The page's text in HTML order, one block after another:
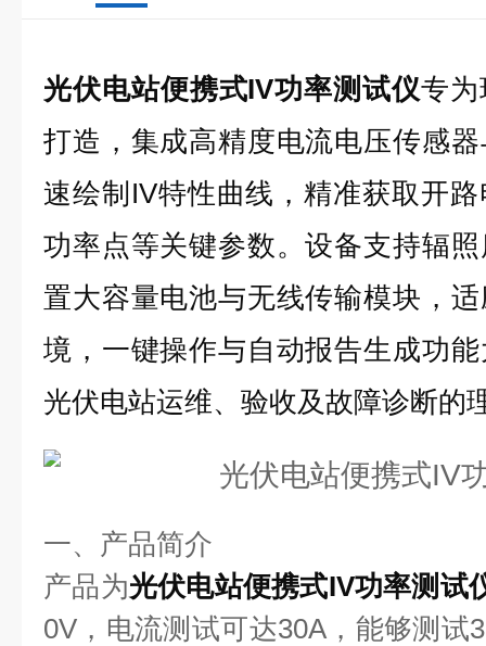
光伏电站便携式IV功率测试仪专
打造，集成高精度电流电压传感
速绘制IV特性曲线，精准获取开
功率点等关键参数。设备支持辐
置大容量电池与无线传输模块，
境，一键操作与自动报告生成功
光伏电站运维、验收及故障诊断的
一、产品简介
产品为光伏电站便携式IV功率测试
0V，电流测试可达30A，能够测试